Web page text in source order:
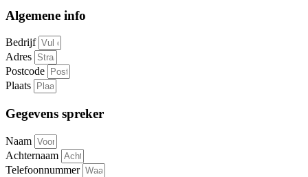
Algemene info
Bedrijf
Adres
Postcode
Plaats
Gegevens spreker
Naam
Achternaam
Telefoonnummer